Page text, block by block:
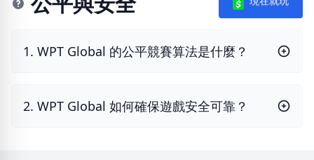
1. WPT Global 的公平競賽算法是什麼？
2. WPT Global 如何確保遊戲安全可靠？